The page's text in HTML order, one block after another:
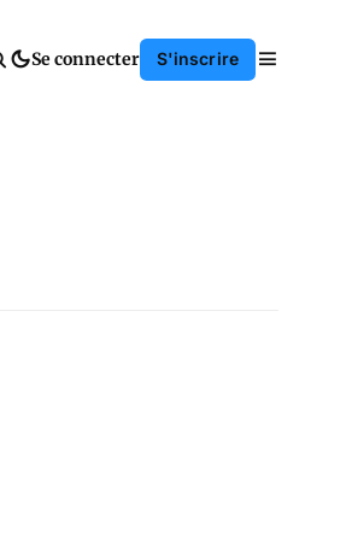
Se connecter S'inscrire